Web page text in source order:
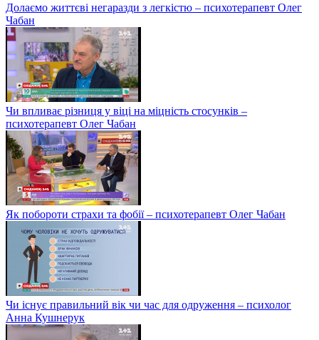
Долаємо життєві негаразди з легкістю – психотерапевт Олег
Чабан
Чи впливає різниця у віці на міцність стосунків –
психотерапевт Олег Чабан
Як побороти страхи та фобії – психотерапевт Олег Чабан
Чи існує правильний вік чи час для одруження – психолог
Анна Кушнерук